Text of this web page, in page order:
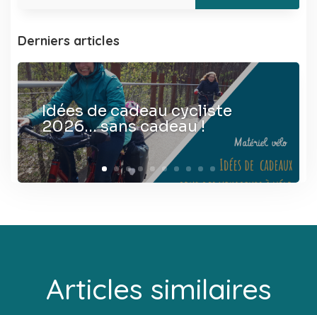
Derniers articles
Idées de cadeau cycliste
2026… sans cadeau !
Articles similaires